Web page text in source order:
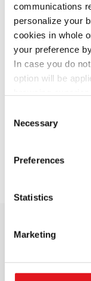
communications
personalize your
cookies in whole
your preference
In case you do
option will be
Selection
Necessary
Preferences
Statistics
Marketing
Avec plus de
d’envoi
construire ou à
arriver vos
EmailSuccess
avancée(MTA),
travail dans les
de sécurité,